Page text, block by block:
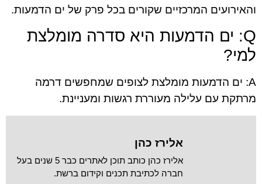
והאירועים המרכזיים שקורים בכל פרק של ים הדמעות.
Q: ים הדמעות היא סדרה מומלצת
למי?
A: ים הדמעות מומלצת לצופים שמחפשים דרמה
מרתקת עם עלילה מעוררת רגשות ומעניינת.
אלירז כהן
אלירז כהן כותב תוכן לאתרים כבר 5 שנים בעל
חברה לכתיבת תכנים וקידום ברשת.